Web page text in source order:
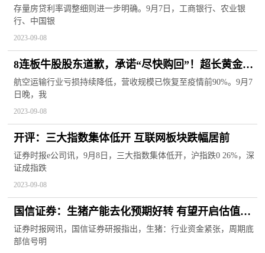
或成主流方式
存量房贷利率调整细则进一步明确。9月7日，工商银行、农业银
行、中国银
2023-09-08
8连板牛股股东道歉，承诺“尽快购回”！超长黄金周
来袭，航空运输业回暖，机构预测这些股业绩大幅
增长
航空运输行业亏损持续降低，营收规模已恢复至疫情前90%。9月7
日晚，我
2023-09-08
开评：三大指数集体低开 互联网板块跌幅居前
证券时报e公司讯，9月8日，三大指数集体低开，沪指跌0 26%，深
证成指跌
2023-09-08
国信证券：生猪产能去化预期好转 有望开启估值修
复
证券时报网讯，国信证券研报指出，生猪：行业资金紧张，周期底
部信号明